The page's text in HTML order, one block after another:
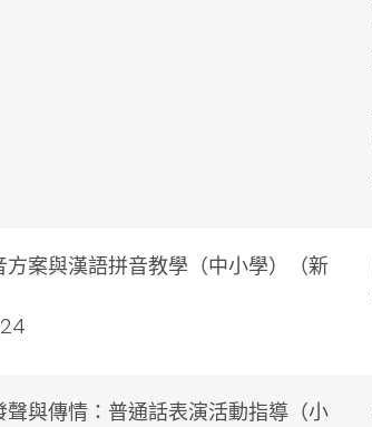
方案與漢語拼音教學（中小學）（新
聲與傳情：普通話表演活動指導（小